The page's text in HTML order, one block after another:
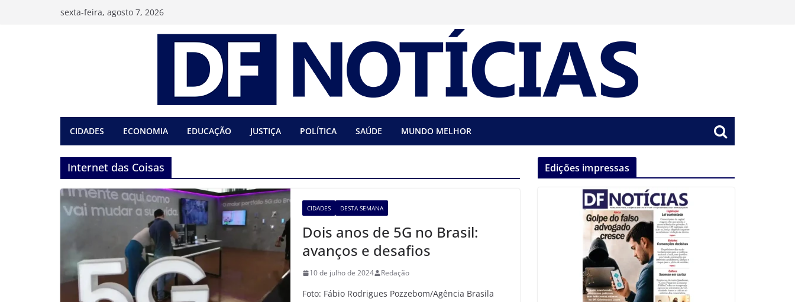
sexta-feira, agosto 7, 2026
CIDADES ECONOMIA EDUCAÇÃO JUSTIÇA POLÍTICA SAÚDE MUNDO MELHOR
Internet das Coisas
CIDADES DESTA SEMANA
Dois anos de 5G no Brasil:
avanços e desafios
10 de julho de 2024 Redação
Foto: Fábio Rodrigues Pozzebom/Agência Brasila
Edições impressas